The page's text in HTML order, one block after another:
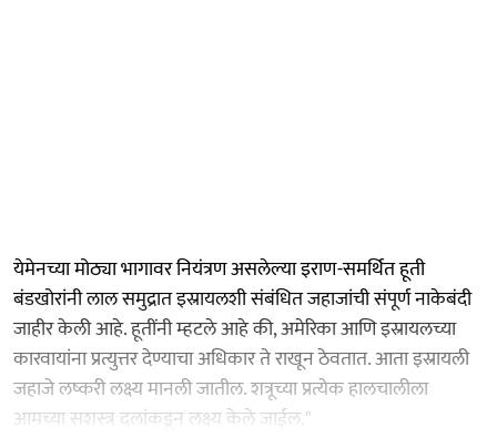
येमेनच्या मोठ्या भागावर नियंत्रण असलेल्या इराण-समर्थित हूती
बंडखोरांनी लाल समुद्रात इस्रायलशी संबंधित जहाजांची संपूर्ण नाकेबंदी
जाहीर केली आहे. हूतींनी म्हटले आहे की, अमेरिका आणि इस्रायलच्या
कारवायांना प्रत्युत्तर देण्याचा अधिकार ते राखून ठेवतात. आता इस्रायली
जहाजे लष्करी लक्ष्य मानली जातील. शत्रूच्या प्रत्येक हालचालीला
आमच्या सशस्त्र दलांकडून लक्ष्य केले जाईल."